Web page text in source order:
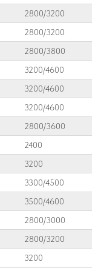
2800/3200
2800/3200
2800/3800
3200/4600
3200/4600
3200/4600
2800/3600
2400
3200
3300/4500
3500/4600
2800/3000
2800/3200
3200